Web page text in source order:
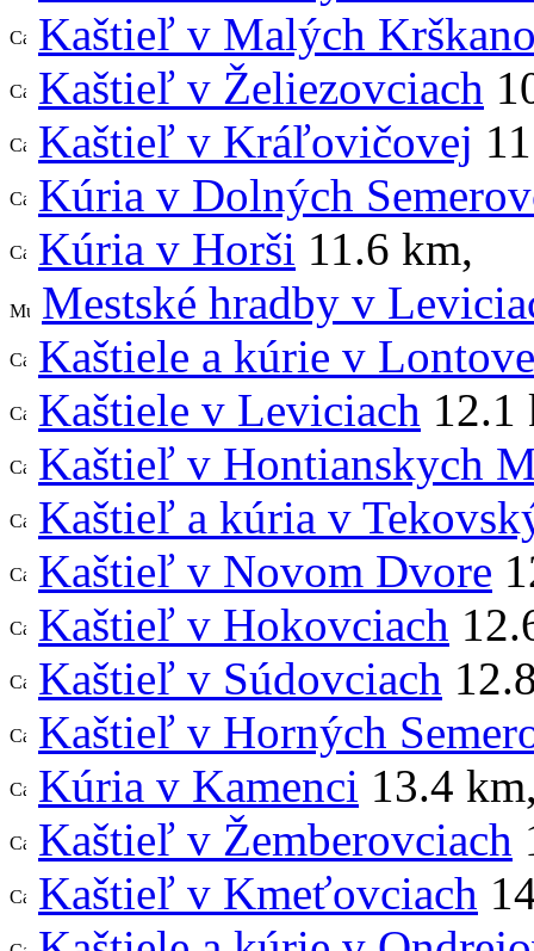
Kaštieľ v Malých
Kaštieľ v Želiezovciach
Kaštieľ v Kráľovičovej
Kúria v Dolných
Kúria v Horši 11.6 km,
Mestské hradby v
Kaštiele a kúrie v Lontove
Kaštiele v Leviciach 12.1
Kaštieľ v Hontianskych
Kaštieľ a kúria v
Kaštieľ v Novom Dvore
Kaštieľ v Hokovciach
Kaštieľ v Súdovciach
Kaštieľ v Horných
Kúria v Kamenci 13.4 km
Kaštieľ v Žemberovciach
Kaštieľ v Kmeťovciach